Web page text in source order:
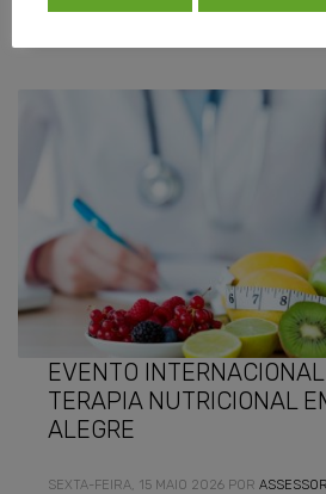
EVENTO
TERAPIA NUTRICIONAL
ALEGRE
SEXTA-FEIRA, 15 MAIO 2026 POR